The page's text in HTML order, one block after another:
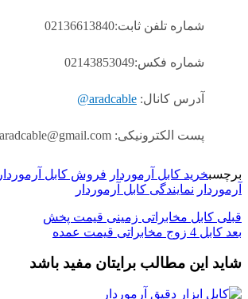
شماره تلفن ثابت:02136613840
شماره فکس:02143853049
آدرس کانال: aradcable@
پست الکترونیکی: aradcable@gmail.com
برچسبخرید کابل آرموردار فروش کابل آرموردار
آرموردار نمایندگی کابل آرموردار
قبلی کابل مخابراتی زمینی قیمت پخش
بعد کابل 4 زوج مخابراتی قیمت عمده
شاید این مطالب برایتان مفید باشد